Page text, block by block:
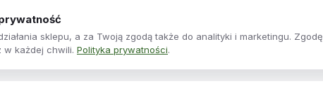
sklepu, a za Twoją zgodą także do analityki i marketingu. Zgodę
w każdej chwili. Polityka prywatności.